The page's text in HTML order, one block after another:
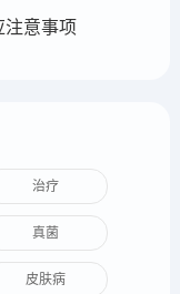
注意事项
治疗
真菌
皮肤病